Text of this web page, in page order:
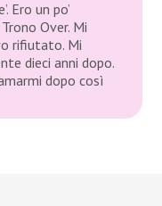
Ero un po’
Over. Mi
rifiutato. Mi
dieci anni dopo.
dopo così